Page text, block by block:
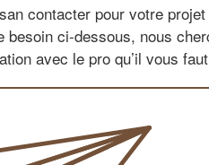
contacter pour votre
besoin ci-dessous, nous
avec le pro qu’il vous